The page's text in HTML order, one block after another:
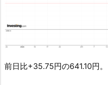
前日比+35.75円の641.10円。